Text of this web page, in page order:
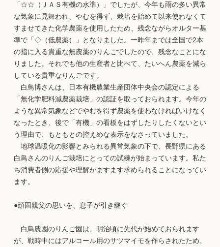
「☆☆（ＪＡＳ有機の水準）」でしたが、今年も雨の多い異常
な気象に見舞われ、やむを得ず、栽培を始めて以来使わなくて
すませてきた化学農薬を使用したため、残念ながらオルター基
準で「◇（低農薬）」となりました。一昨年までは全国で2本
の指に入る貴重な無農薬のりんごでしたので、残念なことにな
りました。それでも他の生産者と比べて、たいへん農薬を減ら
している貴重なりんごです。
白鳥博さんは、日本有機農業生産団体中央会の認定による
「無化学肥料減農薬栽培」の認証を取っておられます。今年の
ような異常気象などでやむを得ず農薬を使わなければいけなく
なったとき、後で「有機」の看板をはずしたりしたくないとい
う理由で、もともとの控えめな表示をなさっていました。
地球温暖化の影響とみられる異常気象の下で、長野県にある
白鳥さんのりんご栽培にとっての試練が始まっています。私た
ち消費者側の応援や理解がますます求められることになってい
ます。
●頑固親父の思いを、息子が引き継ぐ
白鳥農園のりんご園は、明治頃に先代が始めておられます
が、戦時中にはアルコール用のサツマイモを作らされたため、